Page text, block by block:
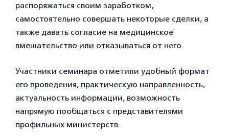
распоряжаться своим заработком,
самостоятельно совершать некоторые сделки, а
также давать согласие на медицинское
вмешательство или отказываться от него.
Участники семинара отметили удобный формат
его проведения, практическую направленность,
актуальность информации, возможность
напрямую пообщаться с представителями
профильных министерств.